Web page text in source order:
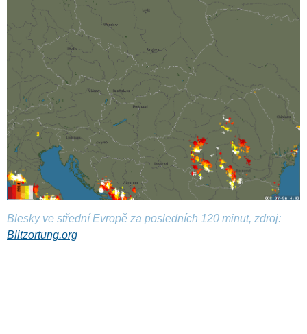
Blesky ve střední Evropě za posledních 120 minut, zdroj:
Blitzortung.org